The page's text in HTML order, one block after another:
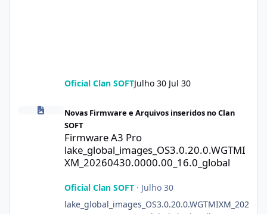
Oficial Clan SOFTJulho 30 Jul 30
Firmware A3 Pro
Novas Firmware e Arquivos inseridos no Clan
SOFT
Firmware A3 Pro
lake_global_images_OS3.0.20.0.WGTMI
XM_20260430.0000.00_16.0_global
Oficial Clan SOFT· Julho 30
lake_global_images_OS3.0.20.0.WGTMIXM_202